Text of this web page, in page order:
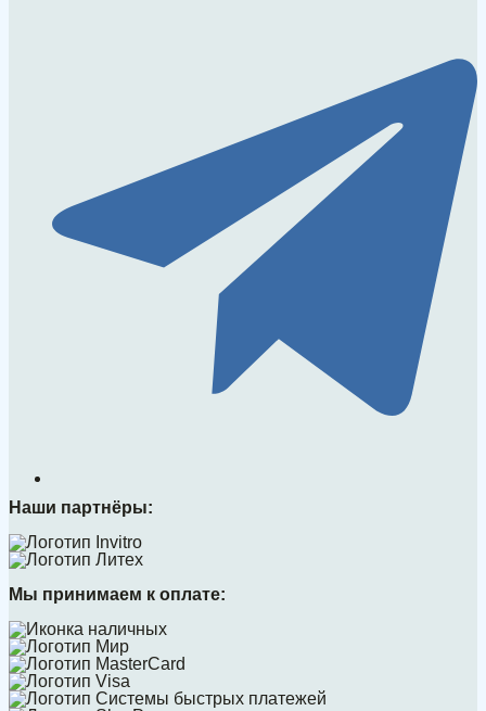
Наши партнёры:
Мы принимаем к оплате: